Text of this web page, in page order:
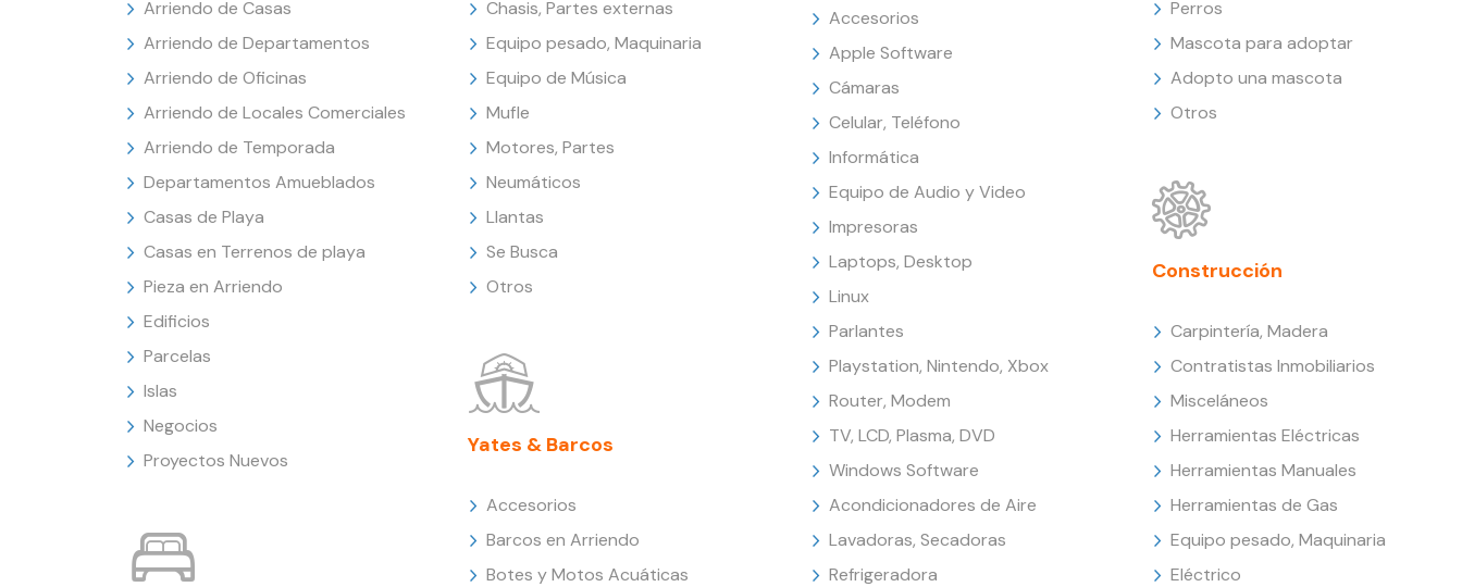
Arriendo de Casas
Arriendo de Departamentos
Arriendo de Oficinas
Arriendo de Locales Comerciales
Arriendo de Temporada
Departamentos Amueblados
Casas de Playa
Casas en Terrenos de playa
Pieza en Arriendo
Edificios
Parcelas
Islas
Negocios
Proyectos Nuevos
Chasis, Partes externas
Equipo pesado, Maquinaria
Equipo de Música
Mufle
Motores, Partes
Neumáticos
Llantas
Se Busca
Otros
Yates & Barcos
Accesorios
Barcos en Arriendo
Botes y Motos Acuáticas
Accesorios
Apple Software
Cámaras
Celular, Teléfono
Informática
Equipo de Audio y Video
Impresoras
Laptops, Desktop
Linux
Parlantes
Playstation, Nintendo, Xbox
Router, Modem
TV, LCD, Plasma, DVD
Windows Software
Acondicionadores de Aire
Lavadoras, Secadoras
Refrigeradora
Perros
Mascota para adoptar
Adopto una mascota
Otros
Construcción
Carpintería, Madera
Contratistas Inmobiliarios
Misceláneos
Herramientas Eléctricas
Herramientas Manuales
Herramientas de Gas
Equipo pesado, Maquinaria
Eléctrico